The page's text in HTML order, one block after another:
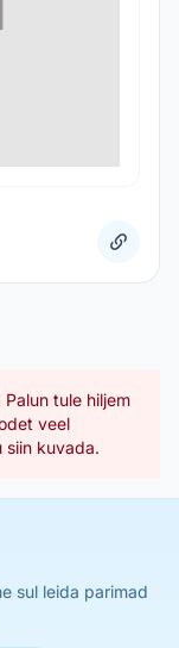
tule hiljem
veel
siin kuvada.
sul leida parimad